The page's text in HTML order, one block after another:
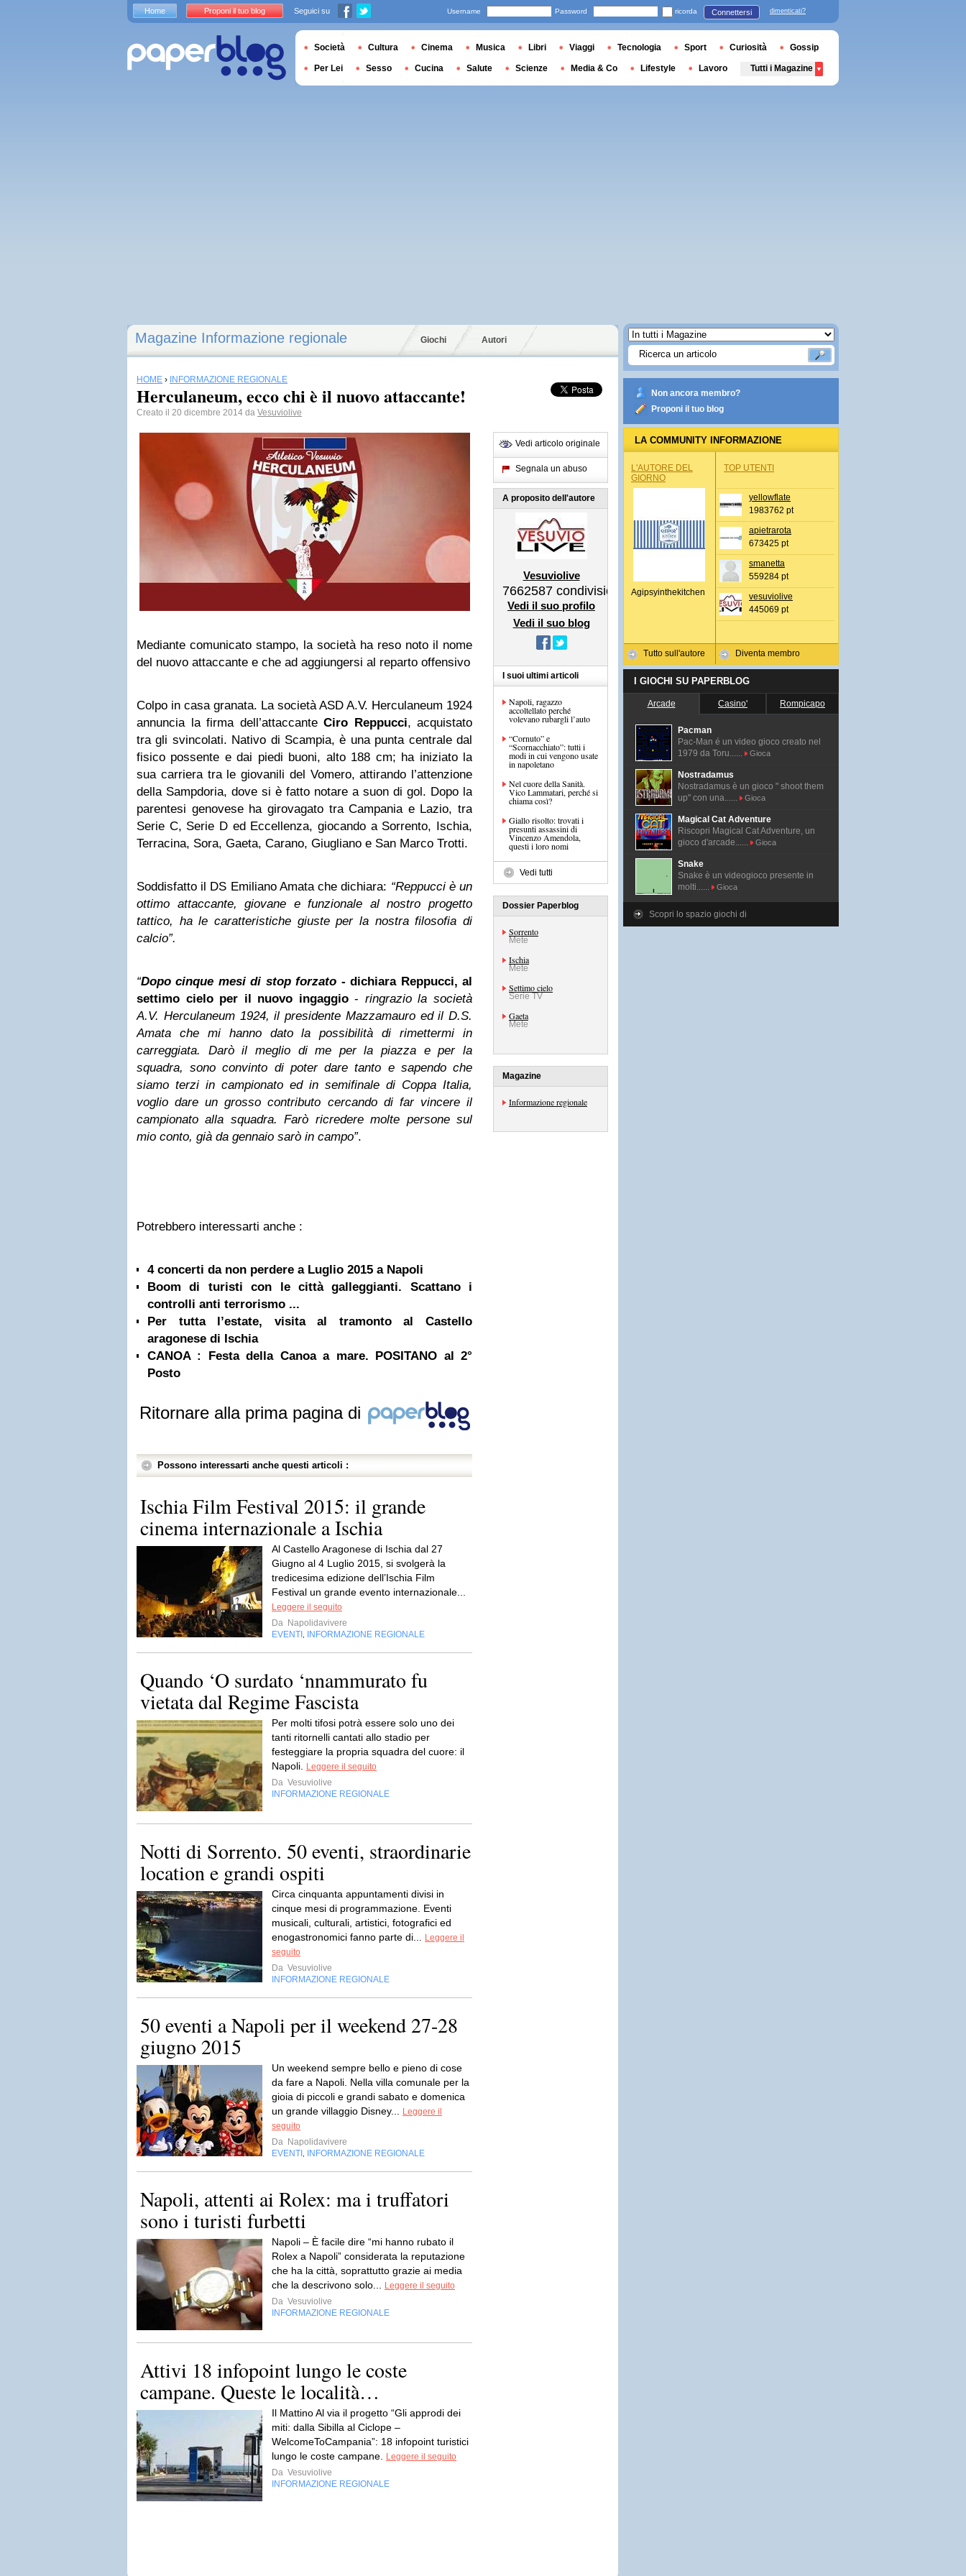
Magazine Informazione regionale Giochi Autori
HOME › INFORMAZIONE REGIONALE
Herculaneum, ecco chi è il nuovo attaccante!
Creato il 20 dicembre 2014 da Vesuviolive
Mediante comunicato stampo, la società ha reso noto il nome
del nuovo attaccante e che ad aggiungersi al reparto offensivo
Colpo in casa granata. La società ASD A.V. Herculaneum 1924
annuncia la firma dell’attaccante Ciro Reppucci, acquistato
tra gli svincolati. Nativo di Scampia, è una punta centrale dal
fisico possente e dai piedi buoni, alto 188 cm; ha iniziato la
sua carriera tra le giovanili del Vomero, attirando l’attenzione
della Sampdoria, dove si è fatto notare a suon di gol. Dopo la
parentesi genovese ha girovagato tra Campania e Lazio, tra
Serie C, Serie D ed Eccellenza, giocando a Sorrento, Ischia,
Terracina, Sora, Gaeta, Carano, Giugliano e San Marco Trotti.
Soddisfatto il DS Emiliano Amata che dichiara: “Reppucci è un
ottimo attaccante, giovane e funzionale al nostro progetto
tattico, ha le caratteristiche giuste per la nostra filosofia di
calcio”.
“Dopo cinque mesi di stop forzato - dichiara Reppucci, al
settimo cielo per il nuovo ingaggio- ringrazio la società
A.V. Herculaneum 1924, il presidente Mazzamauro ed il D.S.
Amata che mi hanno dato la possibilità di rimettermi in
carreggiata. Darò il meglio di me per la piazza e per la
squadra, sono convinto di poter dare tanto e sapendo che
siamo terzi in campionato ed in semifinale di Coppa Italia,
voglio dare un grosso contributo cercando di far vincere il
campionato alla squadra. Farò ricredere molte persone sul
mio conto, già da gennaio sarò in campo”.
Potrebbero interessarti anche :
4 concerti da non perdere a Luglio 2015 a Napoli
Boom di turisti con le città galleggianti. Scattano i
controlli anti terrorismo ...
Per tutta l’estate, visita al tramonto al Castello
aragonese di Ischia
CANOA : Festa della Canoa a mare. POSITANO al 2°
Posto
Ritornare alla prima pagina di
Possono interessarti anche questi articoli :
Ischia Film Festival 2015: il grande
cinema internazionale a Ischia
Al Castello Aragonese di Ischia dal 27
Giugno al 4 Luglio 2015, si svolgerà la
tredicesima edizione dell’Ischia Film
Festival un grande evento internazionale...
Leggere il seguito
Da Napolidavivere
EVENTI
INFORMAZIONE REGIONALE
Quando ‘O surdato ‘nnammurato fu
vietata dal Regime Fascista
Per molti tifosi potrà essere solo uno dei
tanti ritornelli cantati allo stadio per
festeggiare la propria squadra del cuore: il
Napoli.
Leggere il seguito
Da Vesuviolive
INFORMAZIONE REGIONALE
Notti di Sorrento. 50 eventi, straordinarie
location e grandi ospiti
Circa cinquanta appuntamenti divisi in
cinque mesi di programmazione. Eventi
musicali, culturali, artistici, fotografici ed
enogastronomici fanno parte di...
Leggere il
seguito
Da Vesuviolive
INFORMAZIONE REGIONALE
50 eventi a Napoli per il weekend 27-28
giugno 2015
Un weekend sempre bello e pieno di cose
da fare a Napoli. Nella villa comunale per la
gioia di piccoli e grandi sabato e domenica
un grande villaggio Disney...
Leggere il
seguito
Da Napolidavivere
EVENTI
INFORMAZIONE REGIONALE
Napoli, attenti ai Rolex: ma i truffatori
sono i turisti furbetti
Napoli – È facile dire “mi hanno rubato il
Rolex a Napoli” considerata la reputazione
che ha la città, soprattutto grazie ai media
che la descrivono solo...
Leggere il seguito
Da Vesuviolive
INFORMAZIONE REGIONALE
Attivi 18 infopoint lungo le coste
campane. Queste le località…
Il Mattino Al via il progetto “Gli approdi dei
miti: dalla Sibilla al Ciclope –
WelcomeToCampania”: 18 infopoint turistici
lungo le coste campane.
Leggere il seguito
Da Vesuviolive
INFORMAZIONE REGIONALE
Vedi articolo originale
Segnala un abuso
A proposito dell'autore
Vesuviolive
7662587 condivisioni
Vedi il suo profilo
Vedi il suo blog
I suoi ultimi articoli
Napoli, ragazzo
accoltellato perché
volevano rubargli l’auto
“Cornuto” e
“Scornacchiato”: tutti i
modi in cui vengono usate
in napoletano
Nel cuore della Sanità.
Vico Lammatari, perché si
chiama così?
Giallo risolto: trovati i
presunti assassini di
Vincenzo Amendola,
questi i loro nomi
Vedi tutti
Dossier Paperblog
Sorrento
Mete
Ischia
Mete
Settimo cielo
Serie TV
Gaeta
Mete
Magazine
Informazione regionale
Non ancora membro?
Proponi il tuo blog
LA COMMUNITY INFORMAZIONE
REGIONALE
L'AUTORE DEL
GIORNO
Agipsyinthekitchen
Tutto sull'autore
TOP UTENTI
yellowflate
1983762 pt
apietrarota
673425 pt
smanetta
559284 pt
vesuviolive
445069 pt
Diventa membro
I GIOCHI SU PAPERBLOG
Arcade Casino' Rompicapo
Pacman
Pac-Man é un video gioco creato nel
1979 da Toru......
Gioca
Nostradamus
Nostradamus è un gioco " shoot them
up" con una......
Gioca
Magical Cat Adventure
Riscopri Magical Cat Adventure, un
gioco d'arcade......
Gioca
Snake
Snake è un videogioco presente in
molti......
Gioca
Scopri lo spazio giochi di
Home Proponi il tuo blog Seguici su Username Password ricorda Connettersi dimenticati?
Società Cultura Cinema Musica Libri Viaggi Tecnologia Sport Curiosità Gossip
Per Lei Sesso Cucina Salute Scienze Media & Co Lifestyle Lavoro Tutti i Magazine